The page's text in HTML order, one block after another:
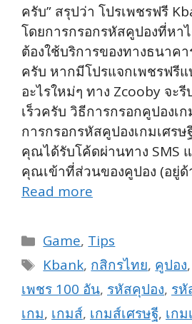
ครับ” สรุปว่า โปรเพชรฟรี
โดยการกรอกรหัสคูปองที่หา
ต้องใช้บริการของทางธนาค
ครับ หากมีโปรแจกเพชรฟรี
อะไรใหม่ๆ ทาง Zcooby จะ
เร็วครับ วิธีการกรอกคูปองเ
การกรอกรหัสคูปองเกมเศรษ
คุณได้รับโค้ดผ่านทาง SMS
คุณเข้าที่ส่วนของคูปอง (อยู่
Read more
Categories
Game, Tips
Tags
Kbank, กสิกรไทย, คูปอง,
เพชร 100 อัน, รหัสคุปอง, รหั
เกม, เกมส์, เกมส์เศรษฐี, เก